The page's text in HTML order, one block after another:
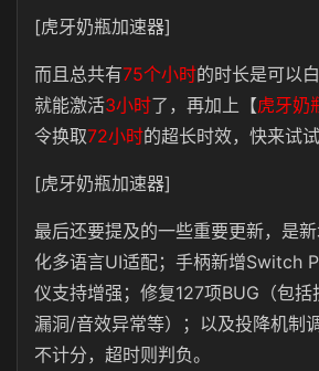
[虎牙奶瓶加速器]
而且总共有75个小时的时长是可以
就能激活3小时了，再加上【虎牙奶
令换取72小时的超长时效，快来试试
[虎牙奶瓶加速器]
最后还要提及的一些重要更新，是
化多语言UI适配；手柄新增Switch
仪支持增强；修复127项BUG（包
漏洞/音效异常等）；以及投降机制
不计分，超时则判负。